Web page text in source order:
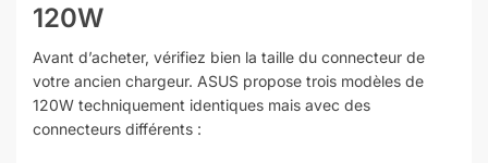
120W
Avant d’acheter, vérifiez bien la taille du connecteur de
votre ancien chargeur. ASUS propose trois modèles de
120W techniquement identiques mais avec des
connecteurs différents :